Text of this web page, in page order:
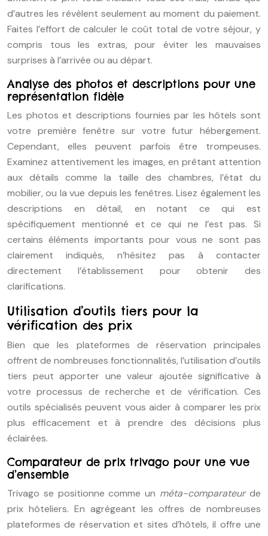
d’autres les révèlent seulement au moment du paiement.
Faites l’effort de calculer le coût total de votre séjour, y
compris tous les extras, pour éviter les mauvaises
surprises à l’arrivée ou au départ.
Analyse des photos et descriptions pour une
représentation fidèle
Les photos et descriptions fournies par les hôtels sont
votre première fenêtre sur votre futur hébergement.
Cependant, elles peuvent parfois être trompeuses.
Examinez attentivement les images, en prêtant attention
aux détails comme la taille des chambres, l’état du
mobilier, ou la vue depuis les fenêtres. Lisez également les
descriptions en détail, en notant ce qui est
spécifiquement mentionné et ce qui ne l’est pas. Si
certains éléments importants pour vous ne sont pas
clairement indiqués, n’hésitez pas à contacter
directement l’établissement pour obtenir des
clarifications.
Utilisation d’outils tiers pour la
vérification des prix
Bien que les plateformes de réservation principales
offrent de nombreuses fonctionnalités, l’utilisation d’outils
tiers peut apporter une valeur ajoutée significative à
votre processus de recherche et de vérification. Ces
outils spécialisés peuvent vous aider à comparer les prix
plus efficacement et à prendre des décisions plus
éclairées.
Comparateur de prix trivago pour une vue
d’ensemble
Trivago se positionne comme un méta-comparateurde
prix hôteliers. En agrégeant les offres de nombreuses
plateformes de réservation et sites d’hôtels, il offre une